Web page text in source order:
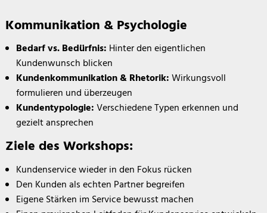
Kommunikation & Psychologie
Bedarf vs. Bedürfnis: Hinter den eigentlichen
Kundenwunsch blicken
Kundenkommunikation & Rhetorik:Wirkungsvoll
formulieren und überzeugen
Kundentypologie:Verschiedene Typen erkennen und
gezielt ansprechen
Ziele des Workshops:
Kundenservice wieder in den Fokus rücken
Den Kunden als echten Partner begreifen
Eigene Stärken im Service bewusst machen